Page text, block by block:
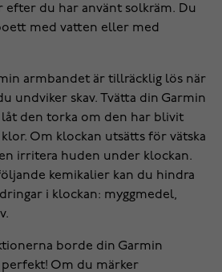
efter du har använt solkräm. Du
med vatten eller med
armbandet är tillräcklig lös när
undviker skav. Tvätta din Garmin
låt den torka om den har blivit
Om klockan utsätts för vätska
irritera huden under klockan.
kemikalier kan du hindra
i klockan: myggmedel,
borde din Garmin
Om du märker